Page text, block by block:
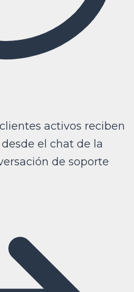
activos reciben
el chat de la
de soporte